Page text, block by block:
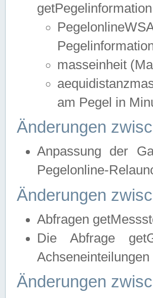
masseinheit
am Pegel in
Änderungen
Anpassung der
Pegelonline-
Änderungen
Abfragen
Die Abfrage
Änderungen